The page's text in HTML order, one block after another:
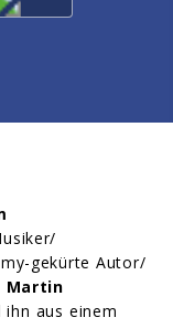
gekürte Autor/
Martin
aus einem